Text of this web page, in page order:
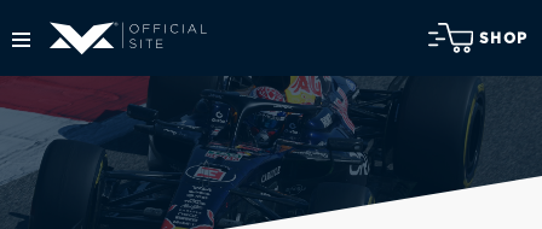
SHOP